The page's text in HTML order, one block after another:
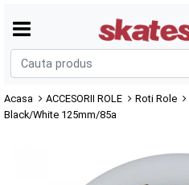
Acasa ACCESORII ROLE Roti Role
Black/White 125mm/85a